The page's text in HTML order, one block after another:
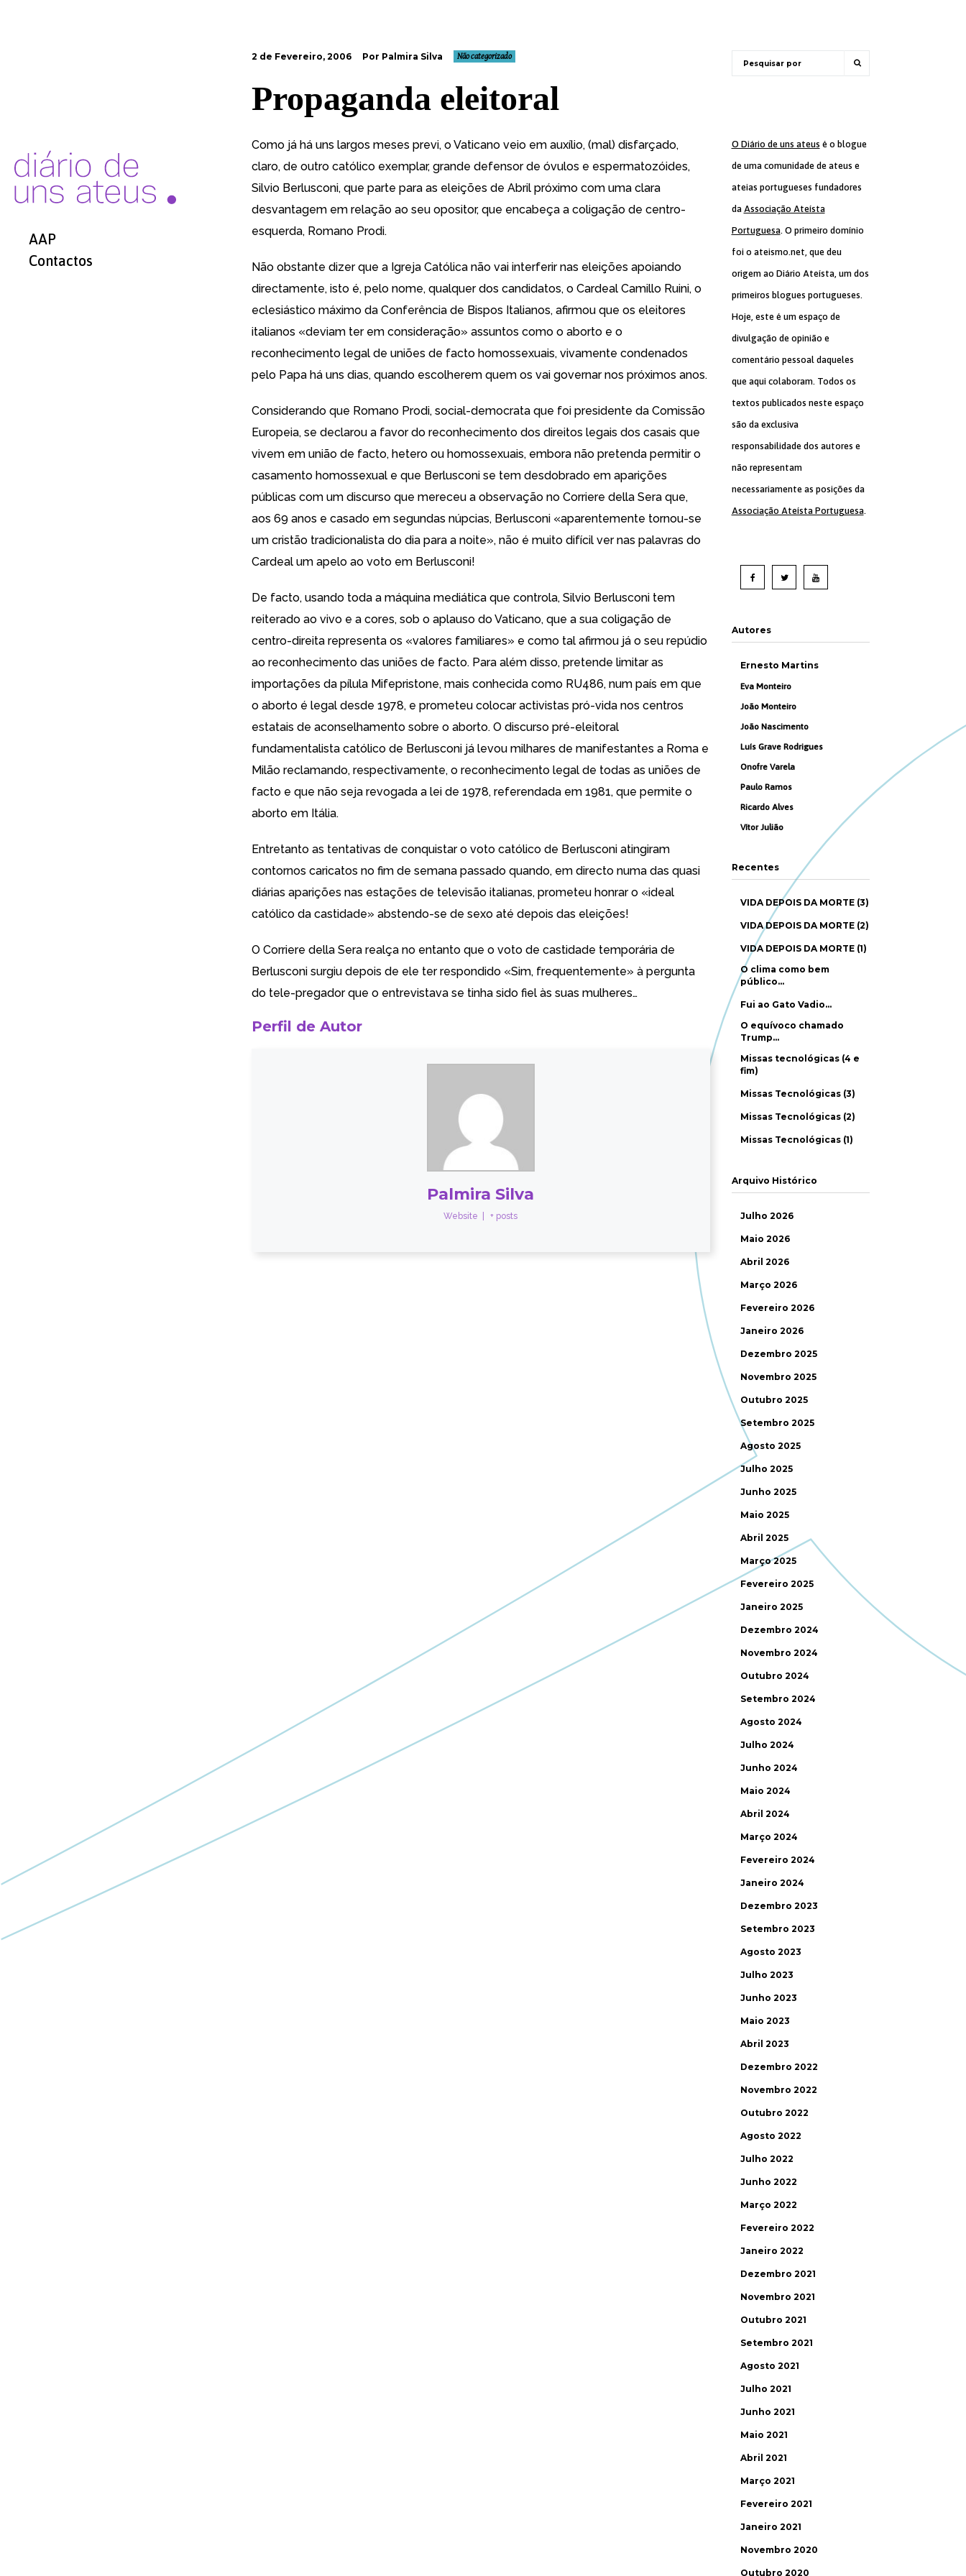
AAP
Contactos
2 de Fevereiro, 2006 Por Palmira Silva Não categorizado
Propaganda eleitoral
Como já há uns largos meses previ, o Vaticano veio em auxílio, (mal) disfarçado,
claro, de outro católico exemplar, grande defensor de óvulos e espermatozóides,
Silvio Berlusconi, que parte para as eleições de Abril próximo com uma clara
desvantagem em relação ao seu opositor, que encabeça a coligação de centro-
esquerda, Romano Prodi.
Não obstante dizer que a Igreja Católica não vai interferir nas eleições apoiando
directamente, isto é, pelo nome, qualquer dos candidatos, o Cardeal Camillo Ruini, o
eclesiástico máximo da Conferência de Bispos Italianos, afirmou que os eleitores
italianos «deviam ter em consideração» assuntos como o aborto e o
reconhecimento legal de uniões de facto homossexuais, vivamente condenados
pelo Papa há uns dias, quando escolherem quem os vai governar nos próximos anos.
Considerando que Romano Prodi, social-democrata que foi presidente da Comissão
Europeia, se declarou a favor do reconhecimento dos direitos legais dos casais que
vivem em união de facto, hetero ou homossexuais, embora não pretenda permitir o
casamento homossexual e que Berlusconi se tem desdobrado em aparições
públicas com um discurso que mereceu a observação no Corriere della Sera que,
aos 69 anos e casado em segundas núpcias, Berlusconi «aparentemente tornou-se
um cristão tradicionalista do dia para a noite», não é muito difícil ver nas palavras do
Cardeal um apelo ao voto em Berlusconi!
De facto, usando toda a máquina mediática que controla, Silvio Berlusconi tem
reiterado ao vivo e a cores, sob o aplauso do Vaticano, que a sua coligação de
centro-direita representa os «valores familiares» e como tal afirmou já o seu repúdio
ao reconhecimento das uniões de facto. Para além disso, pretende limitar as
importações da pílula Mifepristone, mais conhecida como RU486, num país em que
o aborto é legal desde 1978, e prometeu colocar activistas pró-vida nos centros
estatais de aconselhamento sobre o aborto. O discurso pré-eleitoral
fundamentalista católico de Berlusconi já levou milhares de manifestantes a Roma e
Milão reclamando, respectivamente, o reconhecimento legal de todas as uniões de
facto e que não seja revogada a lei de 1978, referendada em 1981, que permite o
aborto em Itália.
Entretanto as tentativas de conquistar o voto católico de Berlusconi atingiram
contornos caricatos no fim de semana passado quando, em directo numa das quasi
diárias aparições nas estações de televisão italianas, prometeu honrar o «ideal
católico da castidade» abstendo-se de sexo até depois das eleições!
O Corriere della Sera realça no entanto que o voto de castidade temporária de
Berlusconi surgiu depois de ele ter respondido «Sim, frequentemente» à pergunta
do tele-pregador que o entrevistava se tinha sido fiel às suas mulheres…
Perfil de Autor
Palmira Silva
Website + posts
O Diário de uns ateus é o blogue
de uma comunidade de ateus e
ateias portugueses fundadores
da Associação Ateísta
Portuguesa. O primeiro domínio
foi o ateismo.net, que deu
origem ao Diário Ateísta, um dos
primeiros blogues portugueses.
Hoje, este é um espaço de
divulgação de opinião e
comentário pessoal daqueles
que aqui colaboram. Todos os
textos publicados neste espaço
são da exclusiva
responsabilidade dos autores e
não representam
necessariamente as posições da
Associação Ateísta Portuguesa.
Autores
Ernesto Martins
Eva Monteiro
João Monteiro
João Nascimento
Luís Grave Rodrigues
Onofre Varela
Paulo Ramos
Ricardo Alves
Vítor Julião
Recentes
VIDA DEPOIS DA MORTE (3)
VIDA DEPOIS DA MORTE (2)
VIDA DEPOIS DA MORTE (1)
O clima como bem
público…
Fui ao Gato Vadio…
O equívoco chamado
Trump…
Missas tecnológicas (4 e
fim)
Missas Tecnológicas (3)
Missas Tecnológicas (2)
Missas Tecnológicas (1)
Arquivo Histórico
Julho 2026
Maio 2026
Abril 2026
Março 2026
Fevereiro 2026
Janeiro 2026
Dezembro 2025
Novembro 2025
Outubro 2025
Setembro 2025
Agosto 2025
Julho 2025
Junho 2025
Maio 2025
Abril 2025
Março 2025
Fevereiro 2025
Janeiro 2025
Dezembro 2024
Novembro 2024
Outubro 2024
Setembro 2024
Agosto 2024
Julho 2024
Junho 2024
Maio 2024
Abril 2024
Março 2024
Fevereiro 2024
Janeiro 2024
Dezembro 2023
Setembro 2023
Agosto 2023
Julho 2023
Junho 2023
Maio 2023
Abril 2023
Dezembro 2022
Novembro 2022
Outubro 2022
Agosto 2022
Julho 2022
Junho 2022
Março 2022
Fevereiro 2022
Janeiro 2022
Dezembro 2021
Novembro 2021
Outubro 2021
Setembro 2021
Agosto 2021
Julho 2021
Junho 2021
Maio 2021
Abril 2021
Março 2021
Fevereiro 2021
Janeiro 2021
Novembro 2020
Outubro 2020